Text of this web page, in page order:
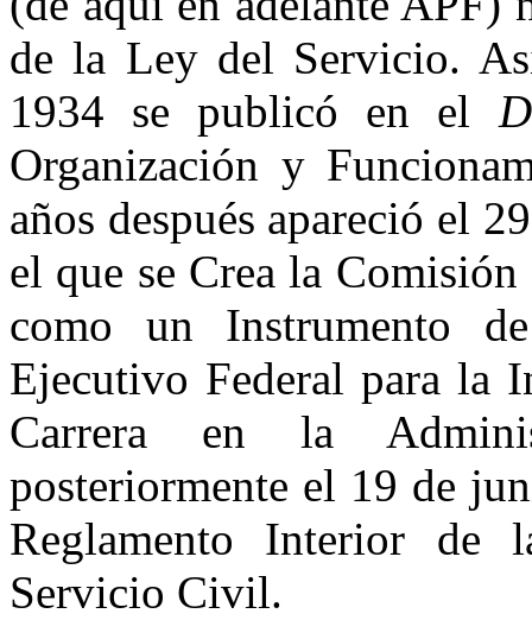
de la Ley del Servicio.
1934 se publicó en el
Organización y
años después apareció el
el que se Crea la
como un Instrumento
Ejecutivo Federal para la
Carrera en la
posteriormente el 19 de
Reglamento Interior de
Servicio Civil.